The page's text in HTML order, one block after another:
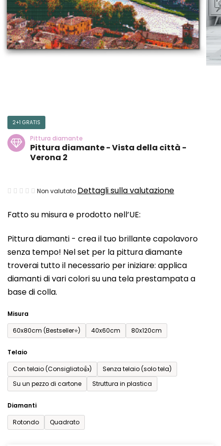
Fatto su misura e prodotto nell’UE:
Pittura diamanti - crea il tuo brillante capolavoro
senza tempo! Nel set per la pittura diamante
troverai tutto il necessario per iniziare: applica
diamanti di vari colori su una tela prestampata a
base di colla.
Misura
60x80cm (Bestseller⭐)
40x60cm 80x120cm
Telaio
Con telaio (Consigliato👍)
Senza telaio (solo tela)
Su un pezzo di cartone
Struttura in plastica
Diamanti
Rotondo
Quadrato
2+1 GRATIS
Pittura diamante
Pittura diamante - Vista della città -
Verona 2
La
media
prodotto
è
0,0
su
5
Non valutato Dettagli sulla valutazione